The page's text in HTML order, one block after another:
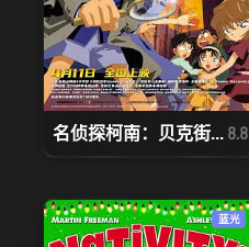
名侦探柯南：贝克街... 8.8
蓝光